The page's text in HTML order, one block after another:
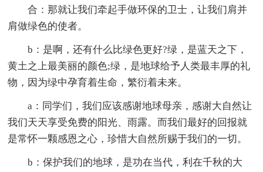
合：那就让我们牵起手做环保的卫士，让我们肩并
肩做绿色的使者。
b：是啊，还有什么比绿色更好?绿，是蓝天之下，
黄土之上最美丽的颜色;绿，是地球给予人类最丰厚的礼
物，因为绿中孕育着生命，繁衍着未来。
a：同学们，我们应该感谢地球母亲，感谢大自然让
我们天天享受免费的阳光、雨露。而我们最好的回报就
是常怀一颗感恩之心，珍惜大自然所赐于我们的一切。
b：保护我们的地球，是功在当代，利在千秋的大